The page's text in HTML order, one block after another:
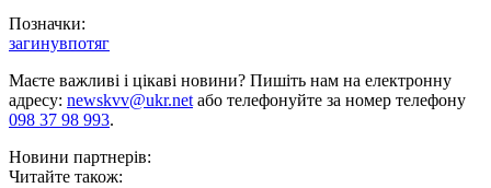
Позначки:
загинувпотяг
Маєте важливі і цікаві новини? Пишіть нам на електронну
адресу: newskvv@ukr.netабо телефонуйте за номер телефону
098 37 98 993.
Новини партнерів:
Читайте також: